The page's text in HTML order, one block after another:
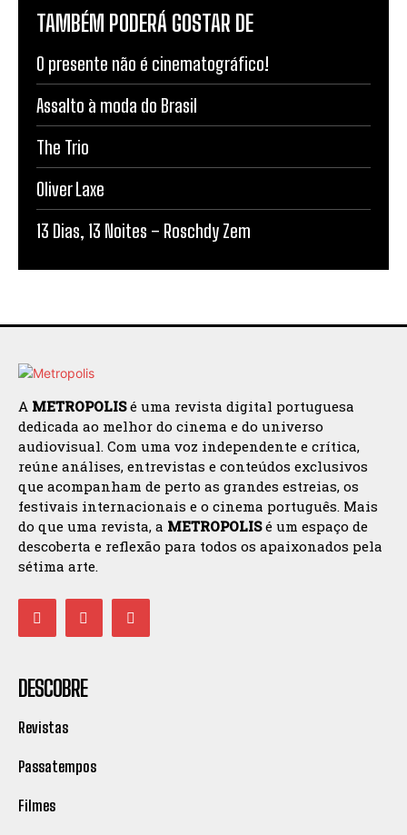
TAMBÉM PODERÁ GOSTAR DE
O presente não é cinematográfico!
Assalto à moda do Brasil
The Trio
Oliver Laxe
13 Dias, 13 Noites – Roschdy Zem
A METROPOLISé uma revista digital portuguesa
dedicada ao melhor do cinema e do universo
audiovisual. Com uma voz independente e crítica,
reúne análises, entrevistas e conteúdos exclusivos
que acompanham de perto as grandes estreias, os
festivais internacionais e o cinema português. Mais
do que uma revista, a METROPOLISé um espaço de
descoberta e reflexão para todos os apaixonados pela
sétima arte.
DESCOBRE
Revistas
Passatempos
Filmes